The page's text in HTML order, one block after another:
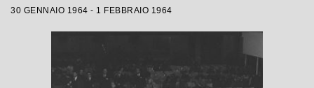
30 GENNAIO 1964 - 1 FEBBRAIO 1964